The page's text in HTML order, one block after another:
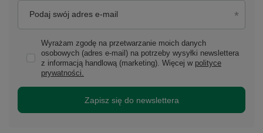
Podaj swój adres e-mail
Wyrażam zgodę na przetwarzanie moich danych
osobowych (adres e-mail) na potrzeby wysyłki newslettera
z informacją handlową (marketing). Więcej w polityce
prywatności.
Zapisz się do newslettera